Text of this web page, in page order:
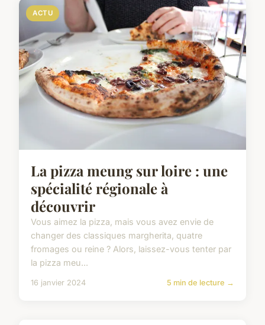
ACTU
La pizza meung sur loire : une
spécialité régionale à
découvrir
Vous aimez la pizza, mais vous avez envie de
changer des classiques margherita, quatre
fromages ou reine ? Alors, laissez-vous tenter par
la pizza meu...
16 janvier 2024 5 min de lecture →